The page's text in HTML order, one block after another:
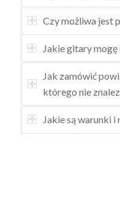
Czy możliwa jest
Jakie gitary mogę
Jak zamówić
którego nie
Jakie są warunki i